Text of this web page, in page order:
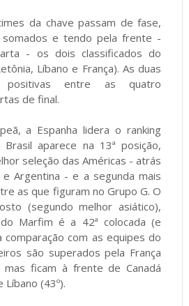
da chave passam de fase,
e tendo pela frente -
- os dois classificados do
Líbano e França). As duas
positivas entre as quatro
de final.
a Espanha lidera o ranking
aparece na 13ª posição,
seleção das Américas - atrás
Argentina - e a segunda mais
as que figuram no Grupo G. O
(segundo melhor asiático),
Marfim é a 42ª colocada (e
comparação com as equipes do
são superados pela França
mas ficam à frente de Canadá
Líbano (43º).